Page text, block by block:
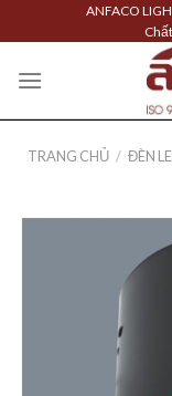
to
content
ANFACO
TRANG CHỦ / ĐÈN